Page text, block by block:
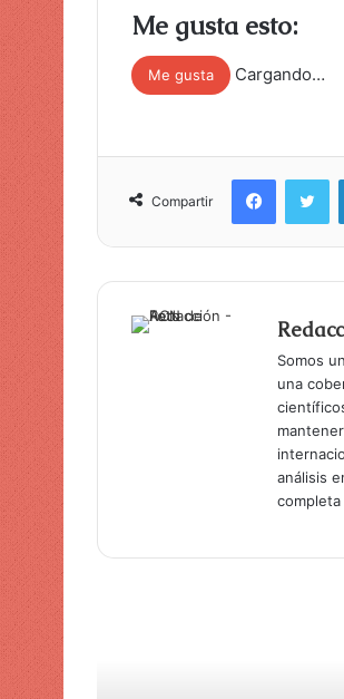
Me gusta esto:
Me gusta Cargando…
Compartir
Somos
una
análisis